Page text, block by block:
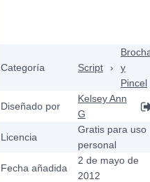
Categoría Script ›
y
Pincel
Diseñado por
Kelsey Ann
G
Licencia
Gratis para uso
personal
Fecha añadida
2 de mayo de
2012